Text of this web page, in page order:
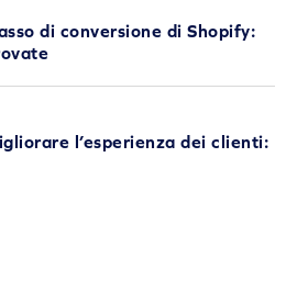
di conversione di Shopify:
l’esperienza dei clienti: